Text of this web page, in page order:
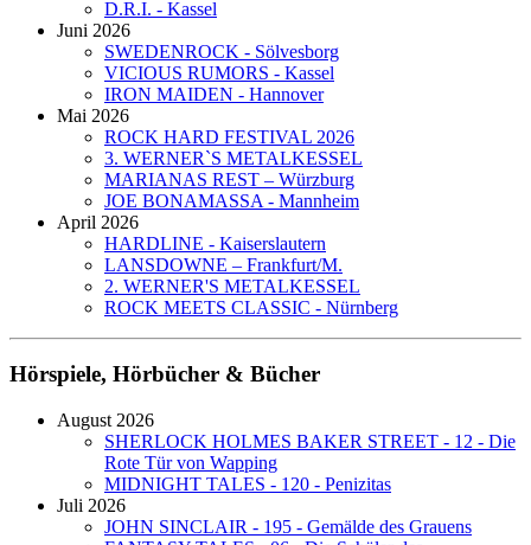
D.R.I. - Kassel
Juni 2026
SWEDENROCK - Sölvesborg
VICIOUS RUMORS - Kassel
IRON MAIDEN - Hannover
Mai 2026
ROCK HARD FESTIVAL 2026
3. WERNER`S METALKESSEL
MARIANAS REST – Würzburg
JOE BONAMASSA - Mannheim
April 2026
HARDLINE - Kaiserslautern
LANSDOWNE – Frankfurt/M.
2. WERNER'S METALKESSEL
ROCK MEETS CLASSIC - Nürnberg
Hörspiele, Hörbücher & Bücher
August 2026
SHERLOCK HOLMES BAKER STREET - 12 - Die
Rote Tür von Wapping
MIDNIGHT TALES - 120 - Penizitas
Juli 2026
JOHN SINCLAIR - 195 - Gemälde des Grauens